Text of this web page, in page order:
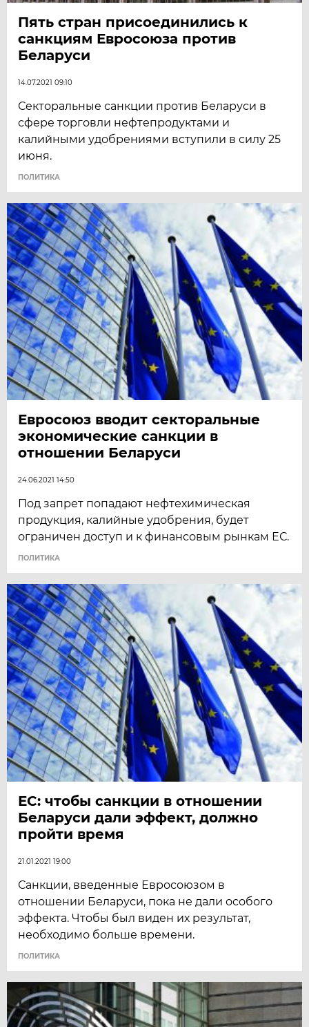
Пять стран присоединились к
санкциям Евросоюза против
Беларуси
14.07.2021 09:10
Секторальные санкции против Беларуси в
сфере торговли нефтепродуктами и
калийными удобрениями вступили в силу 25
июня.
ПОЛИТИКА
Евросоюз вводит секторальные
экономические санкции в
отношении Беларуси
24.06.2021 14:50
Под запрет попадают нефтехимическая
продукция, калийные удобрения, будет
ограничен доступ и к финансовым рынкам ЕС.
ПОЛИТИКА
ЕС: чтобы санкции в отношении
Беларуси дали эффект, должно
пройти время
21.01.2021 19:00
Санкции, введенные Евросоюзом в
отношении Беларуси, пока не дали особого
эффекта. Чтобы был виден их результат,
необходимо больше времени.
ПОЛИТИКА